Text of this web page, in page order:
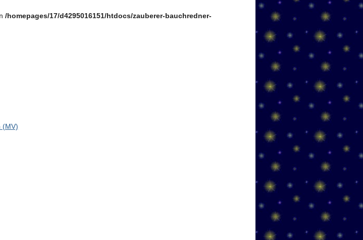
/homepages/17/d4295016151/htdocs/zauberer-bauchredner-
(MV)